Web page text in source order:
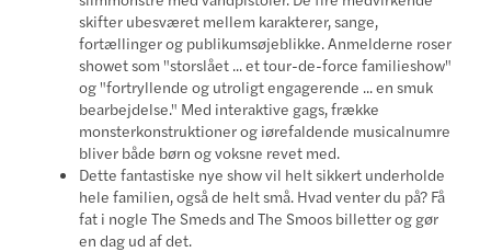
skifter ubesværet mellem karakterer, sange,
fortællinger og publikumsøjeblikke. Anmelderne roser
showet som "storslået ... et tour-de-force familieshow"
og "fortryllende og utroligt engagerende ... en smuk
bearbejdelse." Med interaktive gags, frække
monsterkonstruktioner og iørefaldende musicalnumre
bliver både børn og voksne revet med.
Dette fantastiske nye show vil helt sikkert underholde
hele familien, også de helt små. Hvad venter du på? Få
fat i nogle The Smeds and The Smoos billetter og gør
en dag ud af det.